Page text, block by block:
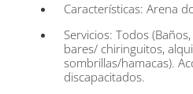
Características: Arena
Servicios: Todos
bares/ chiringuitos,
sombrillas/hamacas).
discapacitados.